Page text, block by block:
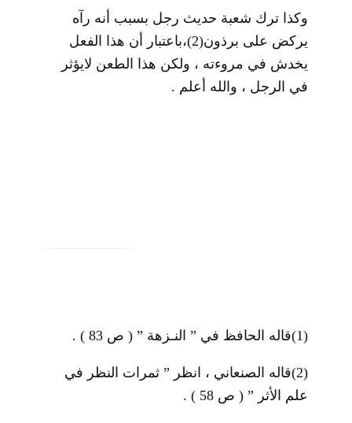
وكذا ترك شعبة حديث رجل بسبب أنه رآه
يركض على برذون(2)
،باعتبار أن هذا الفعل
يخدش في مروءته ، ولكن هذا الطعن لايؤثر
في الرجل ، والله أعلم .
(1) قاله الحافظ في ” النـزهة ” ( ص 83 ) .
(2)
قاله الصنعاني ، انظر ” ثمرات النظر في
علم الأثر ” ( ص 58 ) .